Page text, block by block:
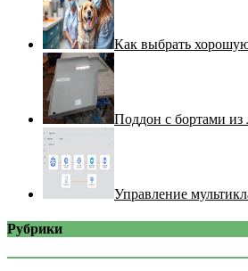
Как выбрать
Поддон с бортами из
Управление
Рубрики